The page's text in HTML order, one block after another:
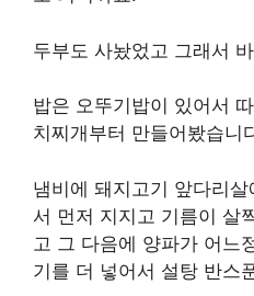
두부도 사놨었고 그래서
밥은 오뚜기밥이 있어서
치찌개부터 만들어봤습니
냄비에 돼지고기 앞다리
서 먼저 지지고 기름이 살
고 그 다음에 양파가 어느
기를 더 넣어서 설탕 반스